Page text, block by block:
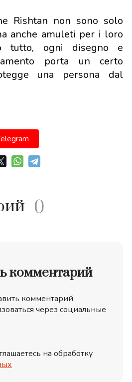
Rishtan non sono solo
anche amuleti per i loro
tutto, ogni disegno e
porta un certo
una persona dal
0
комментарий
комментарий
через социальные
на обработку